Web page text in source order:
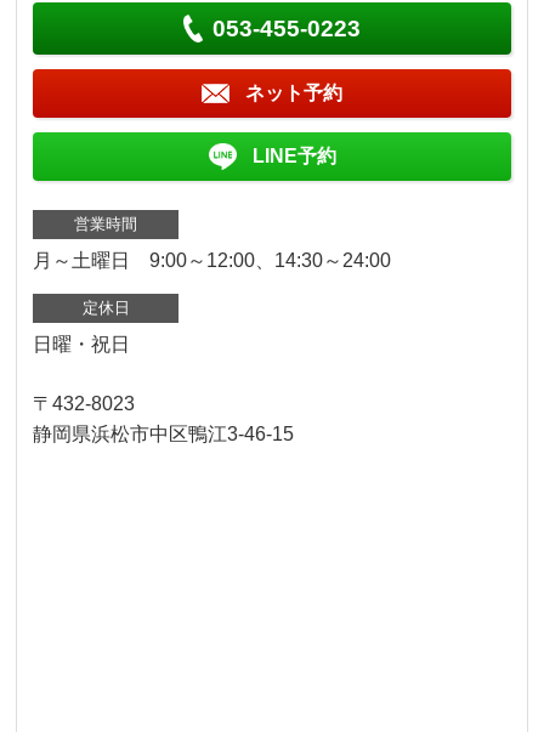
053-455-0223
ネット予約
LINE予約
営業時間
月～土曜日 9:00～12:00、14:30～24:00
定休日
日曜・祝日
〒432-8023
静岡県浜松市中区鴨江3-46-15